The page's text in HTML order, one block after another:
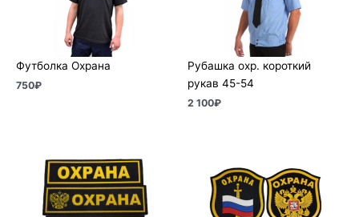
Футболка Охрана
750₽
Рубашка охр. короткий
рукав 45-54
2 100₽